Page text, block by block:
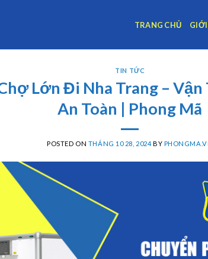
TRANG CHỦ
TIN TỨC
Lớn Đi Nha Trang –
An Toàn | Phong Mã
POSTED ON THÁNG 10 28, 2024BY